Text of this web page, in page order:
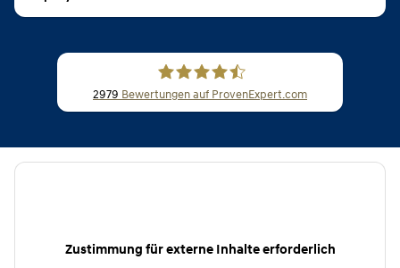
2979 Bewertungen auf ProvenExpert.com
Zustimmung für externe Inhalte erforderlich